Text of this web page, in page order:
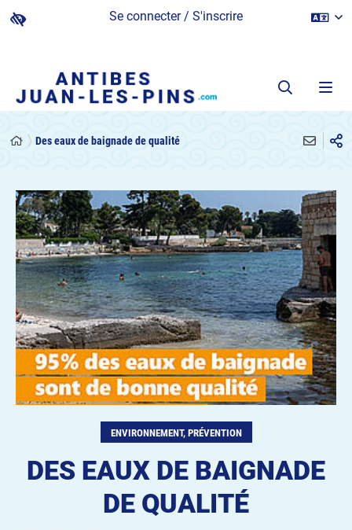
Se connecter / S'inscrire
Des eaux de baignade de qualité
ENVIRONNEMENT, PRÉVENTION
DES EAUX DE BAIGNADE
DE QUALITÉ